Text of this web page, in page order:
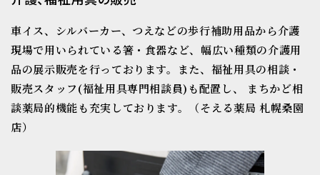
車イス、シルバーカー、つえなどの歩行補助用品から介護
現場で用いられている箸・食器など、幅広い種類の介護用
品の展示販売を行っております。
また、福祉用具の相談・
販売スタッフ(福祉用具専門相談員)も配置し、
まちかど相
談薬局的機能も充実しております。
（そえる薬局 札幌桑園
店）